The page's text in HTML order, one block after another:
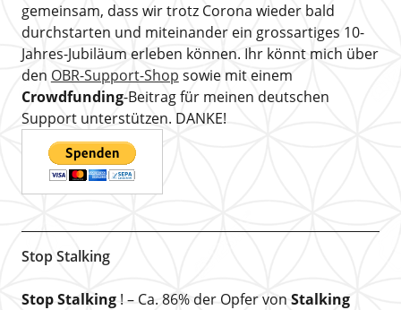
gemeinsam, dass wir trotz Corona wieder bald
durchstarten und miteinander ein grossartiges 10-
Jahres-Jubiläum erleben können. Ihr könnt mich über
den OBR-Support-Shop sowie mit einem
Crowdfunding-Beitrag für meinen deutschen
Support unterstützen. DANKE!
Stop Stalking
Stop Stalking! – Ca. 86% der Opfer von Stalking